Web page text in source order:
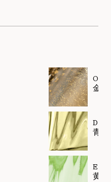
OO
金色
DK
青榄
EL
黄绿